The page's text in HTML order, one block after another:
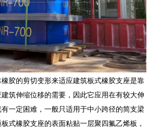
胶的剪切变形来适应建筑板式橡胶支座是靠
筑伸缩位移的需要，因此它应用在有较大伸
一定困难，一般只适用于中小跨径的简支梁
式橡胶支座的表面粘贴一层聚四氟乙烯板，